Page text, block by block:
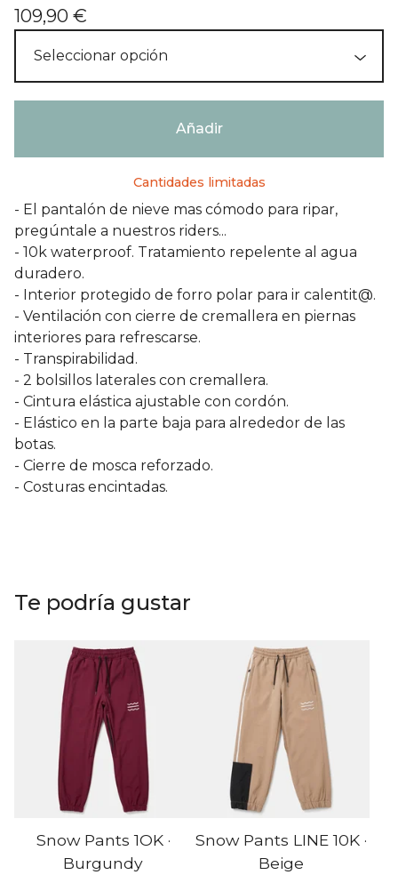
109,90 €
Añadir
Cantidades limitadas
- El pantalón de nieve mas cómodo para ripar,
pregúntale a nuestros riders...
- 10k waterproof. Tratamiento repelente al agua
duradero.
- Interior protegido de forro polar para ir calentit@.
- Ventilación con cierre de cremallera en piernas
interiores para refrescarse.
- Transpirabilidad.
- 2 bolsillos laterales con cremallera.
- Cintura elástica ajustable con cordón.
- Elástico en la parte baja para alrededor de las
botas.
- Cierre de mosca reforzado.
- Costuras encintadas.
Te podría gustar
Snow Pants 1OK ·
Burgundy
Snow Pants LINE 10K ·
Beige